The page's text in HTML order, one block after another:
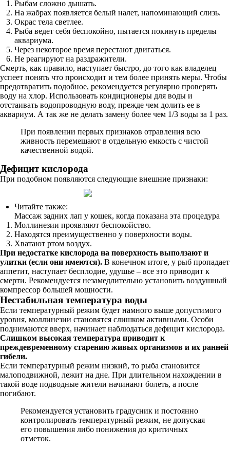
Рыбам сложно дышать.
На жабрах появляется белый налет, напоминающий слизь.
Окрас тела светлее.
Рыба ведет себя беспокойно, пытается покинуть пределы
аквариума.
Через некоторое время перестают двигаться.
Не реагируют на раздражители.
Смерть, как правило, наступает быстро, до того как владелец
успеет понять что происходит и тем более принять меры. Чтобы
предотвратить подобное, рекомендуется регулярно проверять
воду на хлор. Использовать кондиционеры для воды и
отстаивать водопроводную воду, прежде чем долить ее в
аквариум. А так же не делать замену более чем 1/3 воды за 1 раз.
При появлении первых признаков отравления всю
живность перемещают в отдельную емкость с чистой
качественной водой.
Дефицит кислорода
При подобном появляются следующие внешние признаки:
Читайте также:
Массаж задних лап у кошек, когда показана эта процедура
Моллинезии проявляют беспокойство.
Находятся преимущественно у поверхности воды.
Хватают ртом воздух.
При недостатке кислорода на поверхность выползают и
улитки (если они имеются). В конечном итоге, у рыб пропадает
аппетит, наступает бесплодие, удушье – все это приводит к
смерти. Рекомендуется незамедлительно установить воздушный
компрессор большей мощности.
Нестабильная температура воды
Если температурный режим будет намного выше допустимого
уровня, моллинезии становятся слишком активными. Особи
поднимаются вверх, начинает наблюдаться дефицит кислорода.
Слишком высокая температура приводит к
преждевременному старению живых организмов и их ранней
гибели.
Если температурный режим низкий, то рыба становится
малоподвижной, лежит на дне. При длительном нахождении в
такой воде подводные жители начинают болеть, а после
погибают.
Рекомендуется установить градусник и постоянно
контролировать температурный режим, не допуская
его повышения либо понижения до критичных
отметок.